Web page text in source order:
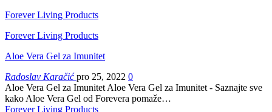
Forever Living Products
Forever Living Products
Aloe Vera Gel za Imunitet
Radoslav Karačićpro 25, 2022 0
Aloe Vera Gel za Imunitet Aloe Vera Gel za Imunitet - Saznajte sve
kako Aloe Vera Gel od Forevera pomaže…
Forever Living Products